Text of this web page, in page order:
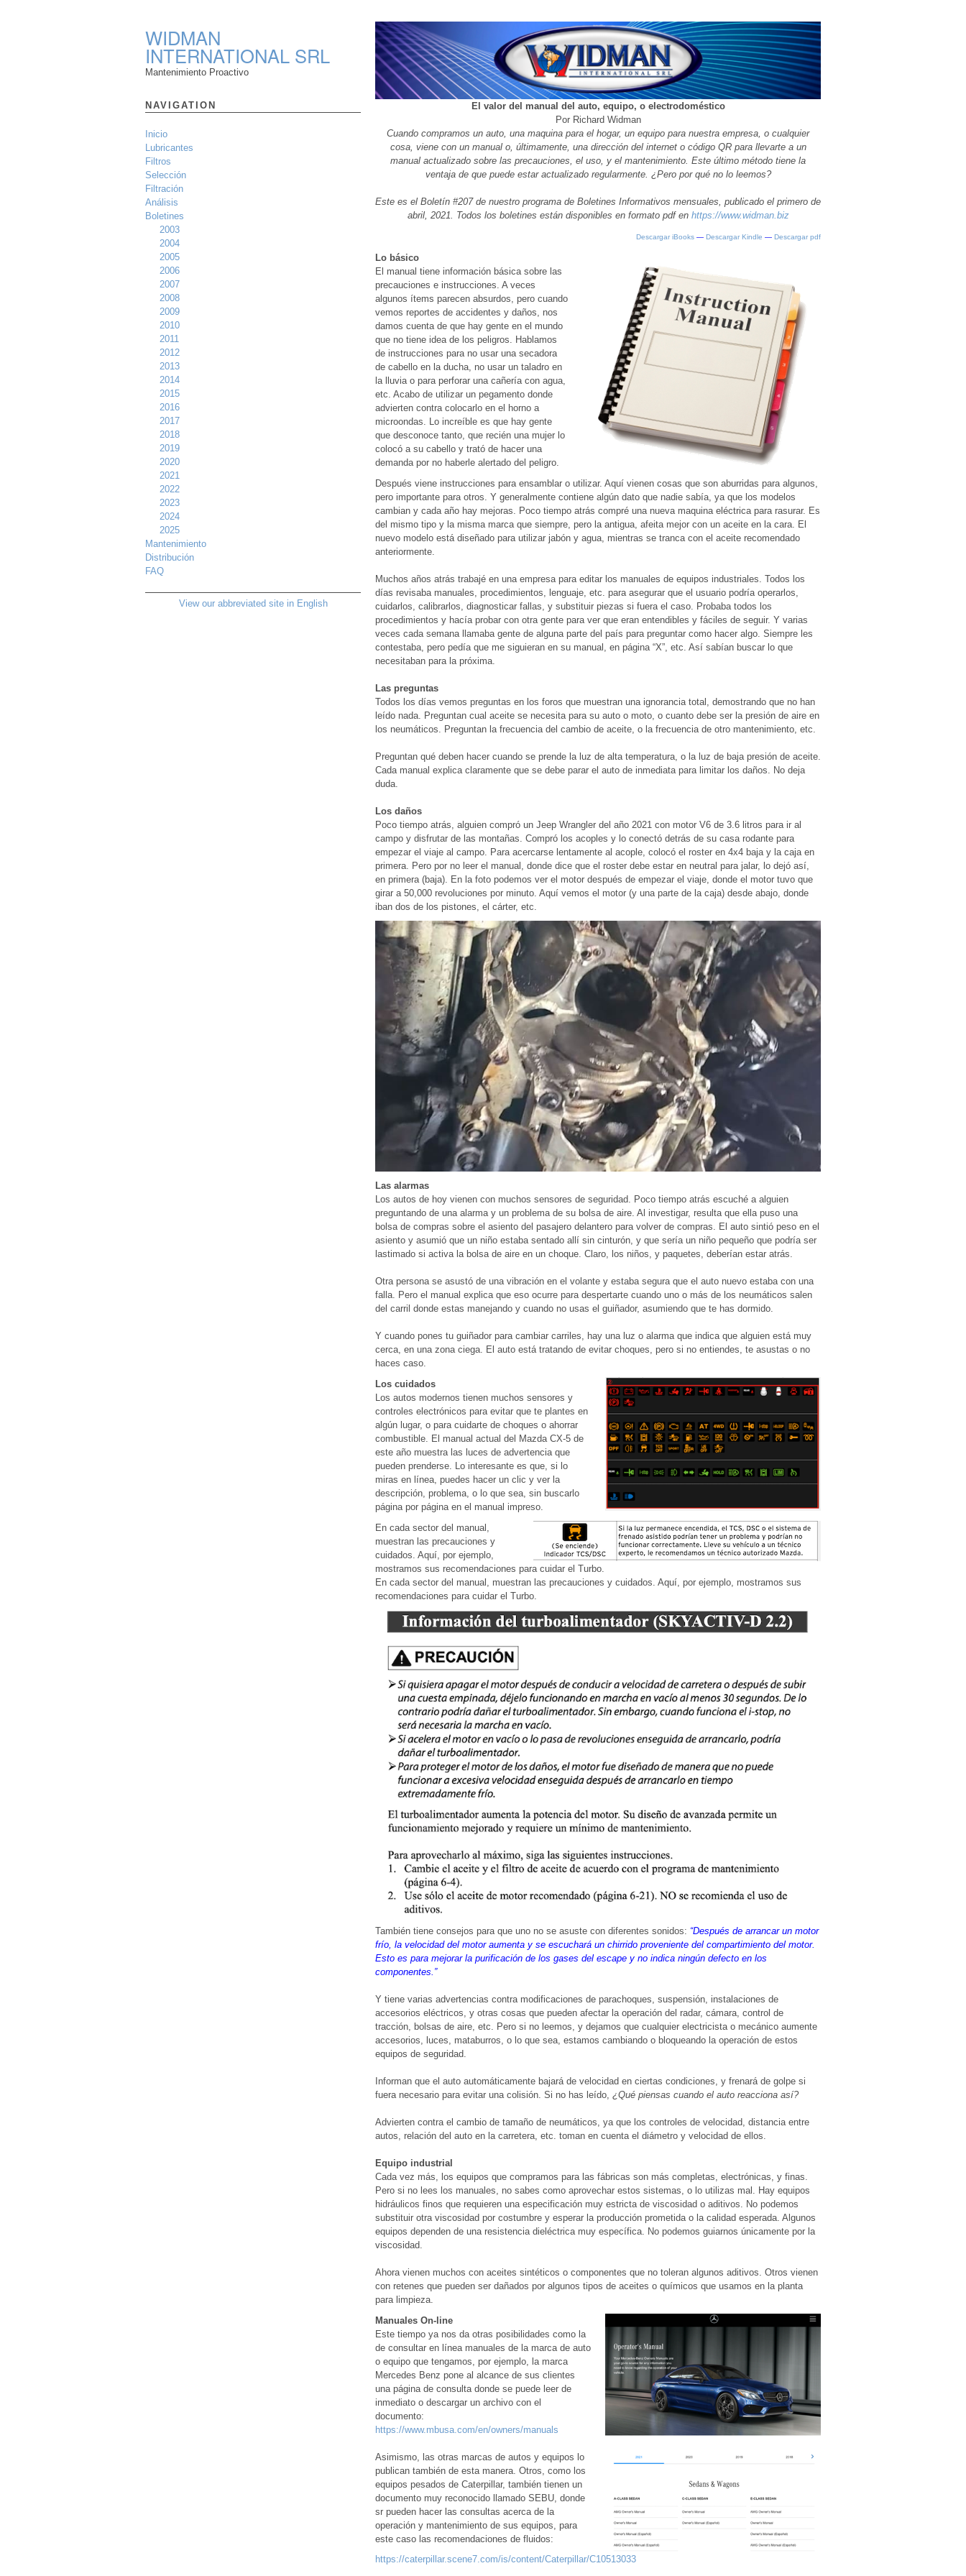
WIDMAN
INTERNATIONAL SRL
Mantenimiento Proactivo
NAVIGATION
Inicio
Lubricantes
Filtros
Selección
Filtración
Análisis
Boletines
2003
2004
2005
2006
2007
2008
2009
2010
2011
2012
2013
2014
2015
2016
2017
2018
2019
2020
2021
2022
2023
2024
2025
Mantenimiento
Distribución
FAQ
View our abbreviated site in English
El valor del manual del auto, equipo, o electrodoméstico
Por Richard Widman
Cuando compramos un auto, una maquina para el hogar, un equipo para nuestra empresa, o cualquier
cosa, viene con un manual o, últimamente, una dirección del internet o código QR para llevarte a un
manual actualizado sobre las precauciones, el uso, y el mantenimiento. Este último método tiene la
ventaja de que puede estar actualizado regularmente. ¿Pero por qué no lo leemos?
Este es el Boletín #207 de nuestro programa de Boletines Informativos mensuales, publicado el primero de
abril, 2021. Todos los boletines están disponibles en formato pdf en https://www.widman.biz
Descargar iBooks — Descargar Kindle — Descargar pdf
Lo básico
El manual tiene información básica sobre las
precauciones e instrucciones. A veces
algunos ítems parecen absurdos, pero cuando
vemos reportes de accidentes y daños, nos
damos cuenta de que hay gente en el mundo
que no tiene idea de los peligros. Hablamos
de instrucciones para no usar una secadora
de cabello en la ducha, no usar un taladro en
la lluvia o para perforar una cañería con agua,
etc. Acabo de utilizar un pegamento donde
advierten contra colocarlo en el horno a
microondas. Lo increíble es que hay gente
que desconoce tanto, que recién una mujer lo
colocó a su cabello y trató de hacer una
demanda por no haberle alertado del peligro.
Después viene instrucciones para ensamblar o utilizar. Aquí vienen cosas que son aburridas para algunos,
pero importante para otros. Y generalmente contiene algún dato que nadie sabía, ya que los modelos
cambian y cada año hay mejoras. Poco tiempo atrás compré una nueva maquina eléctrica para rasurar. Es
del mismo tipo y la misma marca que siempre, pero la antigua, afeita mejor con un aceite en la cara. El
nuevo modelo está diseñado para utilizar jabón y agua, mientras se tranca con el aceite recomendado
anteriormente.
Muchos años atrás trabajé en una empresa para editar los manuales de equipos industriales. Todos los
días revisaba manuales, procedimientos, lenguaje, etc. para asegurar que el usuario podría operarlos,
cuidarlos, calibrarlos, diagnosticar fallas, y substituir piezas si fuera el caso. Probaba todos los
procedimientos y hacía probar con otra gente para ver que eran entendibles y fáciles de seguir. Y varias
veces cada semana llamaba gente de alguna parte del país para preguntar como hacer algo. Siempre les
contestaba, pero pedía que me siguieran en su manual, en página “X”, etc. Así sabían buscar lo que
necesitaban para la próxima.
Las preguntas
Todos los días vemos preguntas en los foros que muestran una ignorancia total, demostrando que no han
leído nada. Preguntan cual aceite se necesita para su auto o moto, o cuanto debe ser la presión de aire en
los neumáticos. Preguntan la frecuencia del cambio de aceite, o la frecuencia de otro mantenimiento, etc.
Preguntan qué deben hacer cuando se prende la luz de alta temperatura, o la luz de baja presión de aceite.
Cada manual explica claramente que se debe parar el auto de inmediata para limitar los daños. No deja
duda.
Los daños
Poco tiempo atrás, alguien compró un Jeep Wrangler del año 2021 con motor V6 de 3.6 litros para ir al
campo y disfrutar de las montañas. Compró los acoples y lo conectó detrás de su casa rodante para
empezar el viaje al campo. Para acercarse lentamente al acople, colocó el roster en 4x4 baja y la caja en
primera. Pero por no leer el manual, donde dice que el roster debe estar en neutral para jalar, lo dejó así,
en primera (baja). En la foto podemos ver el motor después de empezar el viaje, donde el motor tuvo que
girar a 50,000 revoluciones por minuto. Aquí vemos el motor (y una parte de la caja) desde abajo, donde
iban dos de los pistones, el cárter, etc.
Las alarmas
Los autos de hoy vienen con muchos sensores de seguridad. Poco tiempo atrás escuché a alguien
preguntando de una alarma y un problema de su bolsa de aire. Al investigar, resulta que ella puso una
bolsa de compras sobre el asiento del pasajero delantero para volver de compras. El auto sintió peso en el
asiento y asumió que un niño estaba sentado allí sin cinturón, y que sería un niño pequeño que podría ser
lastimado si activa la bolsa de aire en un choque. Claro, los niños, y paquetes, deberían estar atrás.
Otra persona se asustó de una vibración en el volante y estaba segura que el auto nuevo estaba con una
falla. Pero el manual explica que eso ocurre para despertarte cuando uno o más de los neumáticos salen
del carril donde estas manejando y cuando no usas el guiñador, asumiendo que te has dormido.
Y cuando pones tu guiñador para cambiar carriles, hay una luz o alarma que indica que alguien está muy
cerca, en una zona ciega. El auto está tratando de evitar choques, pero si no entiendes, te asustas o no
haces caso.
Los cuidados
Los autos modernos tienen muchos sensores y
controles electrónicos para evitar que te plantes en
algún lugar, o para cuidarte de choques o ahorrar
combustible. El manual actual del Mazda CX-5 de
este año muestra las luces de advertencia que
pueden prenderse. Lo interesante es que, si lo
miras en línea, puedes hacer un clic y ver la
descripción, problema, o lo que sea, sin buscarlo
página por página en el manual impreso.
En cada sector del manual,
muestran las precauciones y
cuidados. Aquí, por ejemplo,
mostramos sus recomendaciones para cuidar el Turbo.
En cada sector del manual, muestran las precauciones y cuidados. Aquí, por ejemplo, mostramos sus
recomendaciones para cuidar el Turbo.
También tiene consejos para que uno no se asuste con diferentes sonidos: “Después de arrancar un motor
frío, la velocidad del motor aumenta y se escuchará un chirrido proveniente del compartimiento del motor.
Esto es para mejorar la purificación de los gases del escape y no indica ningún defecto en los
componentes.”
Y tiene varias advertencias contra modificaciones de parachoques, suspensión, instalaciones de
accesorios eléctricos, y otras cosas que pueden afectar la operación del radar, cámara, control de
tracción, bolsas de aire, etc. Pero si no leemos, y dejamos que cualquier electricista o mecánico aumente
accesorios, luces, mataburros, o lo que sea, estamos cambiando o bloqueando la operación de estos
equipos de seguridad.
Informan que el auto automáticamente bajará de velocidad en ciertas condiciones, y frenará de golpe si
fuera necesario para evitar una colisión. Si no has leído, ¿Qué piensas cuando el auto reacciona así?
Advierten contra el cambio de tamaño de neumáticos, ya que los controles de velocidad, distancia entre
autos, relación del auto en la carretera, etc. toman en cuenta el diámetro y velocidad de ellos.
Equipo industrial
Cada vez más, los equipos que compramos para las fábricas son más completas, electrónicas, y finas.
Pero si no lees los manuales, no sabes como aprovechar estos sistemas, o lo utilizas mal. Hay equipos
hidráulicos finos que requieren una especificación muy estricta de viscosidad o aditivos. No podemos
substituir otra viscosidad por costumbre y esperar la producción prometida o la calidad esperada. Algunos
equipos dependen de una resistencia dieléctrica muy específica. No podemos guiarnos únicamente por la
viscosidad.
Ahora vienen muchos con aceites sintéticos o componentes que no toleran algunos aditivos. Otros vienen
con retenes que pueden ser dañados por algunos tipos de aceites o químicos que usamos en la planta
para limpieza.
Manuales On-line
Este tiempo ya nos da otras posibilidades como la
de consultar en línea manuales de la marca de auto
o equipo que tengamos, por ejemplo, la marca
Mercedes Benz pone al alcance de sus clientes
una página de consulta donde se puede leer de
inmediato o descargar un archivo con el
documento:
https://www.mbusa.com/en/owners/manuals
Asimismo, las otras marcas de autos y equipos lo
publican también de esta manera. Otros, como los
equipos pesados de Caterpillar, también tienen un
documento muy reconocido llamado SEBU, donde
sr pueden hacer las consultas acerca de la
operación y mantenimiento de sus equipos, para
este caso las recomendaciones de fluidos:
https://caterpillar.scene7.com/is/content/Caterpillar/C10513033